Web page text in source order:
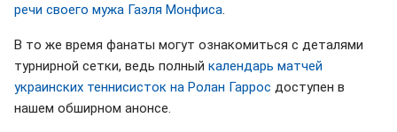
речи своего мужа Гаэля Монфиса
В то же время фанаты могут ознакомиться с деталями
турнирной сетки, ведь полный календарь матчей
украинских теннисисток на Ролан Гаррос доступен в
нашем обширном анонсе.